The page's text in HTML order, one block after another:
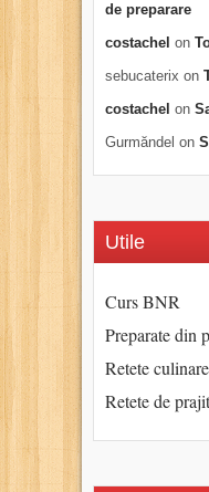
de preparare
costachel on
sebucaterix on
costachel on
Gurmăndel on
Utile
Curs BNR
Preparate din
Retete culinare
Retete de